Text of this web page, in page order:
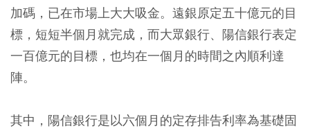
加碼，已在市場上大大吸金。遠銀原定五十億元的目
標，短短半個月就完成，而大眾銀行、陽信銀行表定
一百億元的目標，也均在一個月的時間之內順利達
陣。
其中，陽信銀行是以六個月的定存排告利率為基礎固